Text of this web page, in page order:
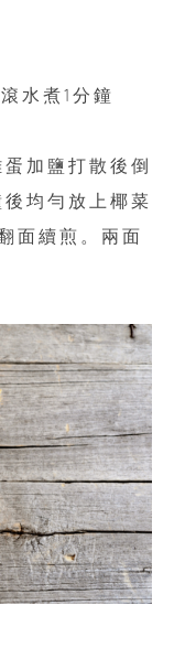
水煮1分鐘
加鹽打散後倒
均勻放上椰菜
面續煎。兩面